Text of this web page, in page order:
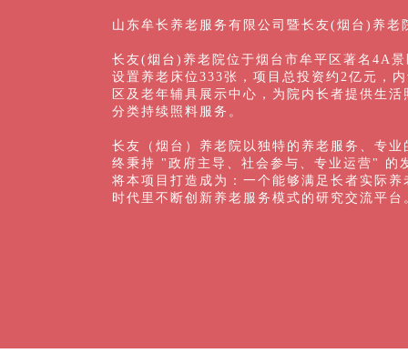
山东牟长养老服务有限公司暨长友(烟台)养
长友(烟台)养老院位于烟台市牟平区著名4A
设置养老床位333张，项目总投资约2亿元，
区及老年辅具展示中心，为院内长者提供生
分类持续照料服务。
长友（烟台）养老院以独特的养老服务、专
终秉持 "政府主导、社会参与、专业运营" 的
将本项目打造成为：一个能够满足长者实际
时代里不断创新养老服务模式的研究交流平台